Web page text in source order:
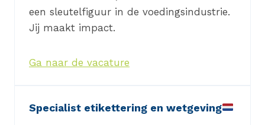
een sleutelfiguur in de voedingsindustrie.
Jij maakt impact.
Ga naar de vacature
Specialist etikettering en wetgeving